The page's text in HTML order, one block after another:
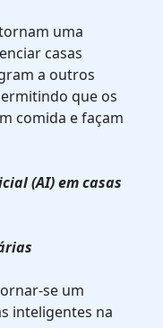
uma
casas
a outros
que os
comida e façam
(AI) em casas
se um
inteligentes na